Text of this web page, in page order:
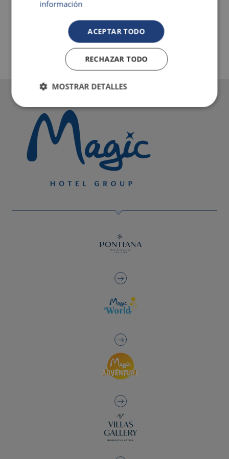
información
ACEPTAR TODO
RECHAZAR TODO
MOSTRAR DETALLES